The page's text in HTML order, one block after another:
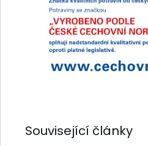
Související články